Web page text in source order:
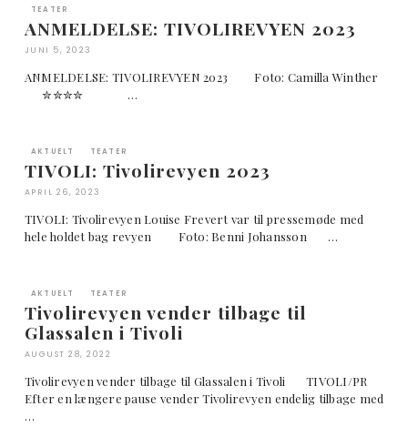
TEATER
ANMELDELSE: TIVOLIREVYEN 2023
JUNI 5, 2023
ANMELDELSE: TIVOLIREVYEN 2023 Foto: Camilla Winther
✮✮✮✮ …
AKTUELT TEATER
TIVOLI: Tivolirevyen 2023
APRIL 26, 2023
TIVOLI: Tivolirevyen Louise Frevert var til pressemøde med
hele holdet bag revyen Foto: Benni Johansson …
AKTUELT TEATER
Tivolirevyen vender tilbage til
Glassalen i Tivoli
AUGUST 28, 2022
Tivolirevyen vender tilbage til Glassalen i Tivoli TIVOLI/PR
Efter en længere pause vender Tivolirevyen endelig tilbage med
…